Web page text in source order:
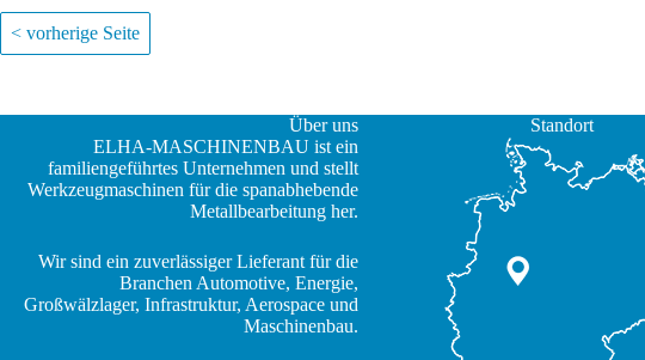
< vorherige Seite
Über uns
ELHA-MASCHINENBAU ist ein
familiengeführtes Unternehmen und stellt
Werkzeugmaschinen für die spanabhebende
Metallbearbeitung her.
Wir sind ein zuverlässiger Lieferant für die
Branchen Automotive, Energie,
Großwälzlager, Infrastruktur, Aerospace und
Maschinenbau.
Standort
JA